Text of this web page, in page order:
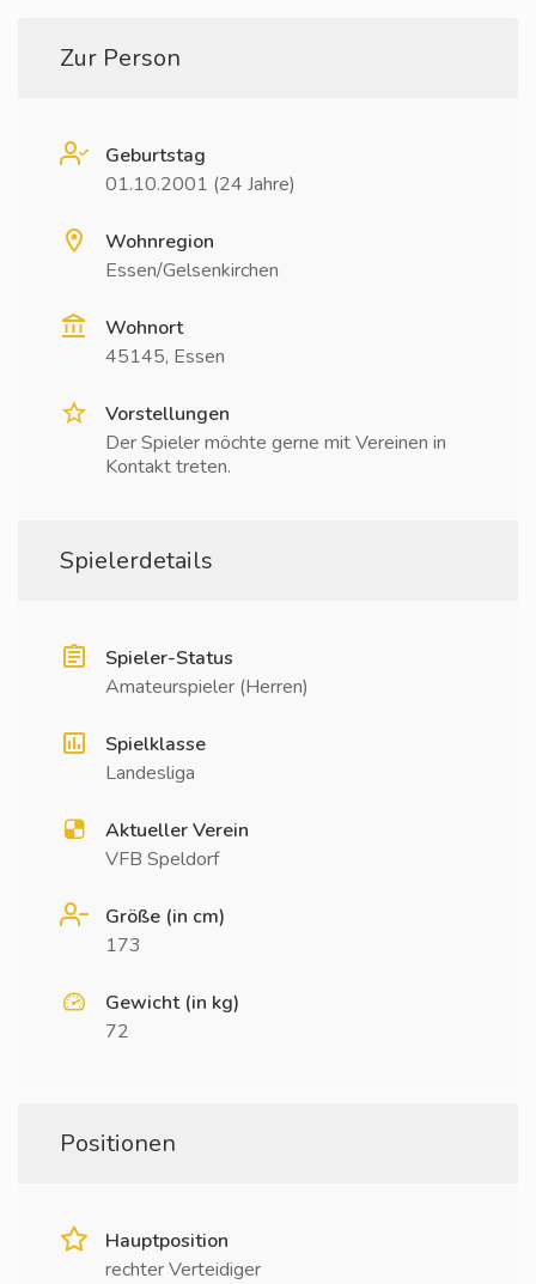
Zur Person
Geburtstag
01.10.2001 (24 Jahre)
Wohnregion
Essen/Gelsenkirchen
Wohnort
45145, Essen
Vorstellungen
Der Spieler möchte gerne mit Vereinen in
Kontakt treten.
Spielerdetails
Spieler-Status
Amateurspieler (Herren)
Spielklasse
Landesliga
Aktueller Verein
VFB Speldorf
Größe (in cm)
173
Gewicht (in kg)
72
Positionen
Hauptposition
rechter Verteidiger